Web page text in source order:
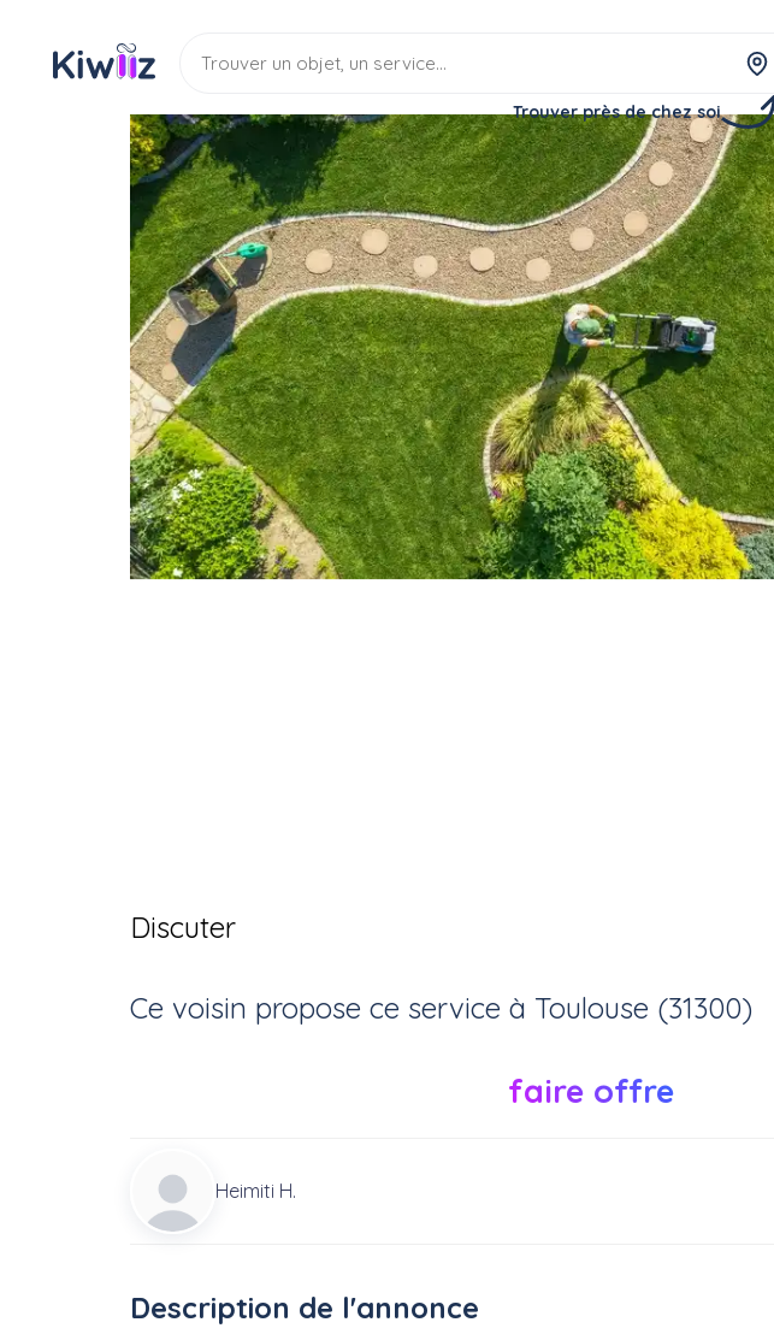
Trouver près de chez soi
Service Jardinage Espace vert
Nettoyage des bâtiments et des
Service Entretien espace vert
Discuter
Ce voisin propose ce service à Toulouse (31300)
faire offre
Heimiti H.
Description de l'annonce